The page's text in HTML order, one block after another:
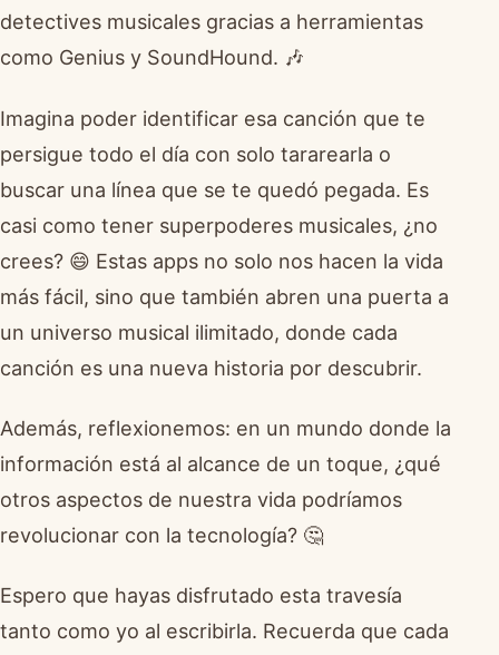
detectives musicales gracias a herramientas
como Genius y SoundHound. 🎶
Imagina poder identificar esa canción que te
persigue todo el día con solo tararearla o
buscar una línea que se te quedó pegada. Es
casi como tener superpoderes musicales, ¿no
crees? 😄 Estas apps no solo nos hacen la vida
más fácil, sino que también abren una puerta a
un universo musical ilimitado, donde cada
canción es una nueva historia por descubrir.
Además, reflexionemos: en un mundo donde la
información está al alcance de un toque, ¿qué
otros aspectos de nuestra vida podríamos
revolucionar con la tecnología? 🤔
Espero que hayas disfrutado esta travesía
tanto como yo al escribirla. Recuerda que cada